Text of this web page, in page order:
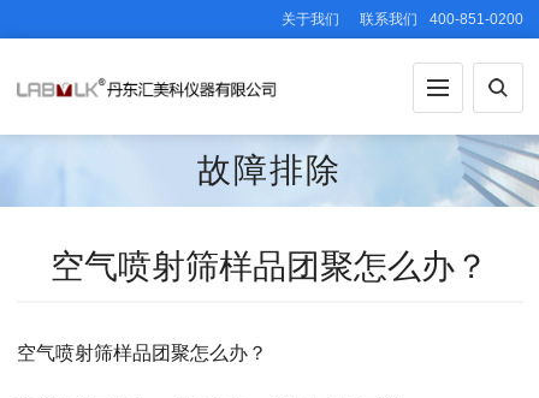
关于我们 联系我们 400-851-0200
故障排除
空气喷射筛样品团聚怎么办？
空气喷射筛样品团聚怎么办？